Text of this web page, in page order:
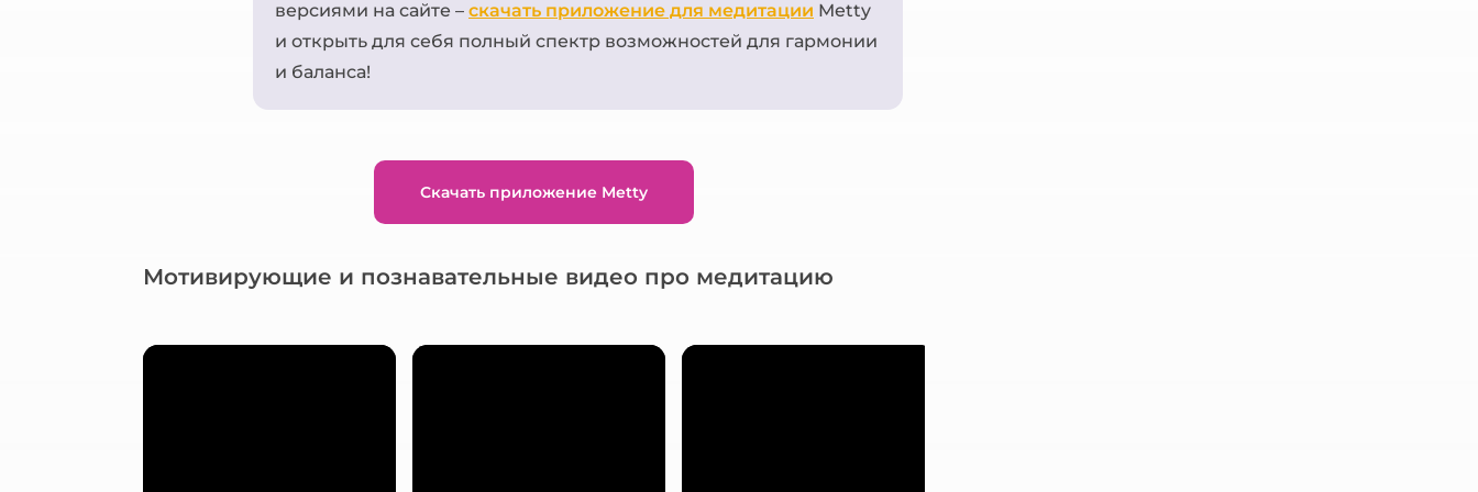
громкость.
версиями на сайте – скачать приложение для медитации Metty
и открыть для себя полный спектр возможностей для гармонии
и баланса!
Скачать приложение Metty
Мотивирующие и познавательные видео про медитацию